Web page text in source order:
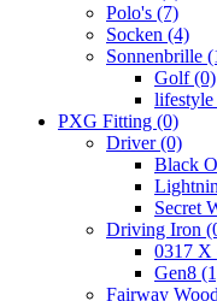
Polo's (7)
Socken (4)
Sonnenbrille
Golf(0)
lifestyle
PXG Fitting (0)
Driver(0)
Black
Secret
Driving Iron
0317 X
Gen8
Fairway Wood